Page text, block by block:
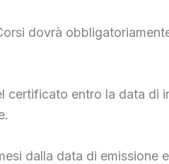
dovrà
certificato entro la data di
dalla data di emissione